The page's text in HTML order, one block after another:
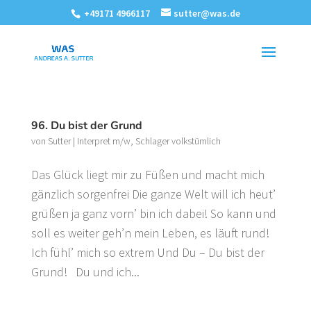
+49171 4966117 sutter@was.de
96. Du bist der Grund
von Sutter| Interpret m/w, Schlager volkstümlich
Das Glück liegt mir zu Füßen und macht mich
gänzlich sorgenfrei Die ganze Welt will ich heut’
grüßen ja ganz vorn’ bin ich dabei! So kann und
soll es weiter geh’n mein Leben, es läuft rund!
Ich fühl’ mich so extrem Und Du – Du bist der
Grund! Du und ich...